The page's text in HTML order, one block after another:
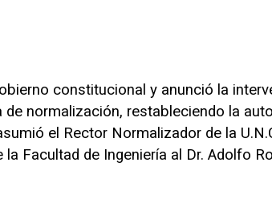
constitucional y anunció la
de normalización, restableciendo la
el Rector Normalizador de la
Facultad de Ingeniería al Dr. Adolfo